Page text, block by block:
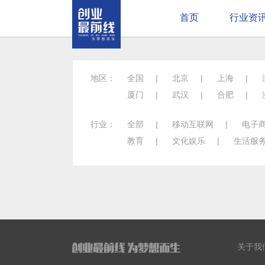
首页 行业资
地区： 全国 | 北京 | 上海 |
厦门
| 武汉 | 合肥 |
行业： 全部 | 移动互联网 | 电子
教育
| 文化娱乐 | 生活服
关于我